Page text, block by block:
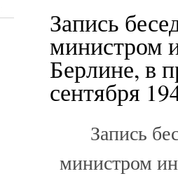
Запись
министром
Берлине, в
сентября
Запись
министром